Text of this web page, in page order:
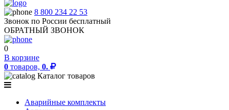
8 800 234 22 53
Звонок по России бесплатный
ОБРАТНЫЙ ЗВОНОК
0
В корзине
0 товаров, 0.
Каталог товаров
Аварийные комплекты